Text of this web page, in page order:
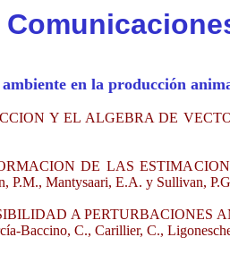
en la producción
Y EL ALGEBRA DE
DE LAS
P.M., Mantysaari, E.A. y Sullivan,
A PERTURBACIONES
Baccino, C., Carillier, C.,